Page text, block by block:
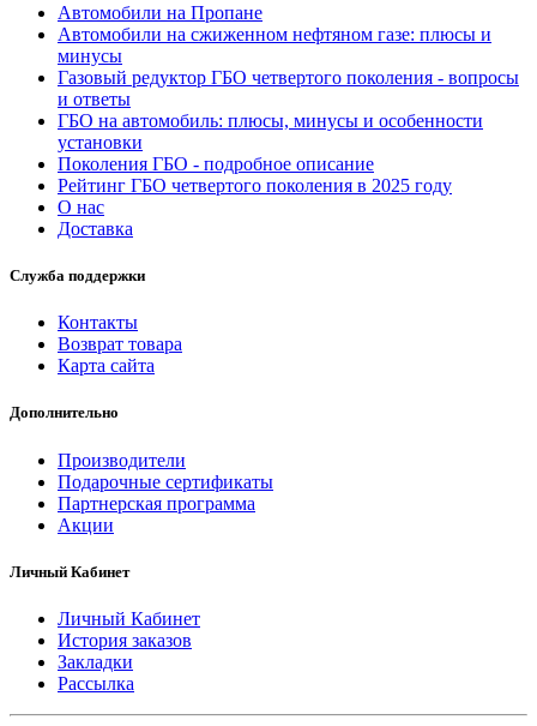
Автомобили на Пропане
Автомобили на сжиженном нефтяном газе: плюсы и
минусы
Газовый редуктор ГБО четвертого поколения - вопросы
и ответы
ГБО на автомобиль: плюсы, минусы и особенности
установки
Поколения ГБО - подробное описание
Рейтинг ГБО четвертого поколения в 2025 году
О нас
Доставка
Служба поддержки
Контакты
Возврат товара
Карта сайта
Дополнительно
Производители
Подарочные сертификаты
Партнерская программа
Акции
Личный Кабинет
Личный Кабинет
История заказов
Закладки
Рассылка